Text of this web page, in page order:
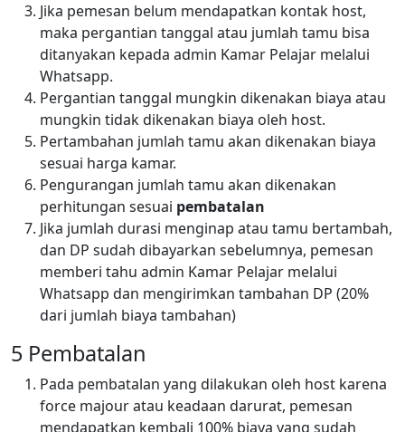
Jika pemesan belum mendapatkan kontak host,
maka pergantian tanggal atau jumlah tamu bisa
ditanyakan kepada admin Kamar Pelajar melalui
Whatsapp.
Pergantian tanggal mungkin dikenakan biaya atau
mungkin tidak dikenakan biaya oleh host.
Pertambahan jumlah tamu akan dikenakan biaya
sesuai harga kamar.
Pengurangan jumlah tamu akan dikenakan
perhitungan sesuai pembatalan
Jika jumlah durasi menginap atau tamu bertambah,
dan DP sudah dibayarkan sebelumnya, pemesan
memberi tahu admin Kamar Pelajar melalui
Whatsapp dan mengirimkan tambahan DP (20%
dari jumlah biaya tambahan)
5 Pembatalan
Pada pembatalan yang dilakukan oleh host karena
force majour atau keadaan darurat, pemesan
mendapatkan kembali 100% biaya yang sudah